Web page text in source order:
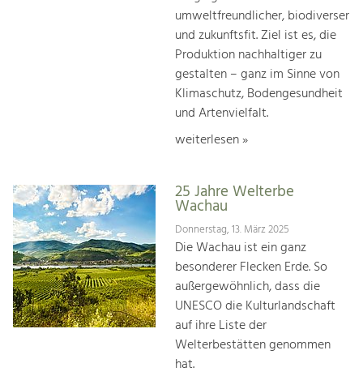
umweltfreundlicher, biodiverser
und zukunftsfit. Ziel ist es, die
Produktion nachhaltiger zu
gestalten – ganz im Sinne von
Klimaschutz, Bodengesundheit
und Artenvielfalt.
weiterlesen »
25 Jahre Welterbe
Wachau
Donnerstag, 13. März 2025
Die Wachau ist ein ganz
besonderer Flecken Erde. So
außergewöhnlich, dass die
UNESCO die Kulturlandschaft
auf ihre Liste der
Welterbestätten genommen
hat.